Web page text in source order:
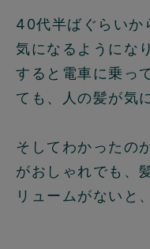
40代半ばぐらいか
気になるようにな
すると電車に乗っ
ても、人の髪が気
そしてわかったの
がおしゃれでも、
リュームがないと、